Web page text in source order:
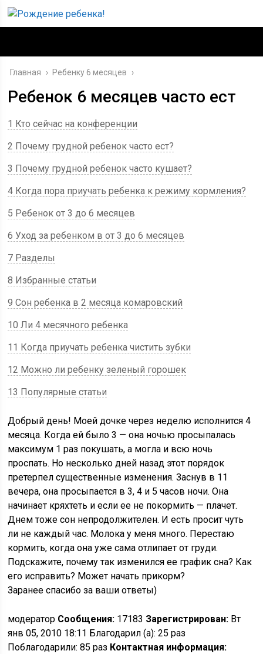
Главная › Ребенку 6 месяцев ›
Ребенок 6 месяцев часто ест
1 Кто сейчас на конференции
2 Почему грудной ребенок часто ест?
3 Почему грудной ребенок часто кушает?
4 Когда пора приучать ребенка к режиму кормления?
5 Ребенок от 3 до 6 месяцев
6 Уход за ребенком в от 3 до 6 месяцев
7 Разделы
8 Избранные статьи
9 Сон ребенка в 2 месяца комаровский
10 Ли 4 месячного ребенка
11 Когда приучать ребенка чистить зубки
12 Можно ли ребенку зеленый горошек
13 Популярные статьи
Добрый день! Моей дочке через неделю исполнится 4
месяца. Когда ей было 3 — она ночью просыпалась
максимум 1 раз покушать, а могла и всю ночь
проспать. Но несколько дней назад этот порядок
претерпел существенные изменения. Заснув в 11
вечера, она просыпается в 3, 4 и 5 часов ночи. Она
начинает кряхтеть и если ее не покормить — плачет.
Днем тоже сон непродолжителен. И есть просит чуть
ли не каждый час. Молока у меня много. Перестаю
кормить, когда она уже сама отлипает от груди.
Подскажите, почему так изменился ее график сна? Как
его исправить? Может начать прикорм?
Заранее спасибо за ваши ответы)
модератор Сообщения: 17183 Зарегистрирован: Вт
янв 05, 2010 18:11 Благодарил (а): 25 раз
Поблагодарили: 85 раз Контактная информация: